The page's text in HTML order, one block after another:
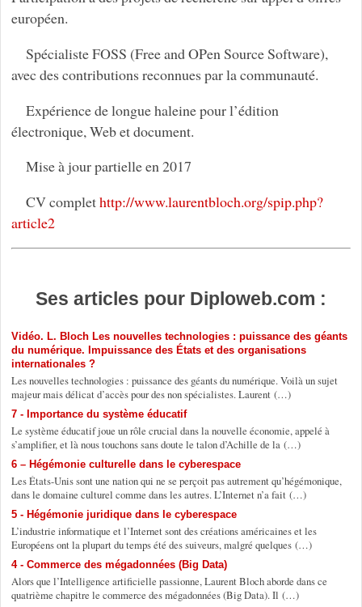
européen.
Spécialiste FOSS (Free and OPen Source Software),
avec des contributions reconnues par la communauté.
Expérience de longue haleine pour l’édition
électronique, Web et document.
Mise à jour partielle en 2017
CV complethttp://www.laurentbloch.org/spip.php?
article2
Ses articles pour Diploweb.com :
Vidéo. L. Bloch Les nouvelles technologies : puissance des géants
du numérique. Impuissance des États et des organisations
internationales ?
Les nouvelles technologies : puissance des géants du numérique. Voilà un sujet
majeur mais délicat d’accès pour des non spécialistes. Laurent (…)
7 - Importance du système éducatif
Le système éducatif joue un rôle crucial dans la nouvelle économie, appelé à
s’amplifier, et là nous touchons sans doute le talon d’Achille de la (…)
6 – Hégémonie culturelle dans le cyberespace
Les États-Unis sont une nation qui ne se perçoit pas autrement qu’hégémonique,
dans le domaine culturel comme dans les autres. L’Internet n’a fait (…)
5 - Hégémonie juridique dans le cyberespace
L’industrie informatique et l’Internet sont des créations américaines et les
Européens ont la plupart du temps été des suiveurs, malgré quelques (…)
4 - Commerce des mégadonnées (Big Data)
Alors que l’Intelligence artificielle passionne, Laurent Bloch aborde dans ce
quatrième chapitre le commerce des mégadonnées (Big Data). Il (…)